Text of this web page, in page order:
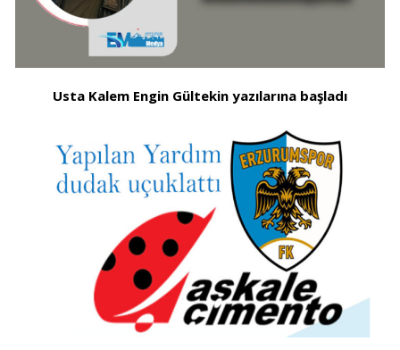
Usta Kalem Engin Gültekin yazılarına başladı